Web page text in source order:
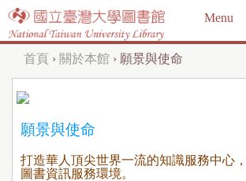
Jump to navigation
Menu
您
在
這
裡
首頁 › 關於本館 › 願景與使命
願景與使命
打造華人頂尖世界一流的知識服務中心
圖書資訊服務環境。